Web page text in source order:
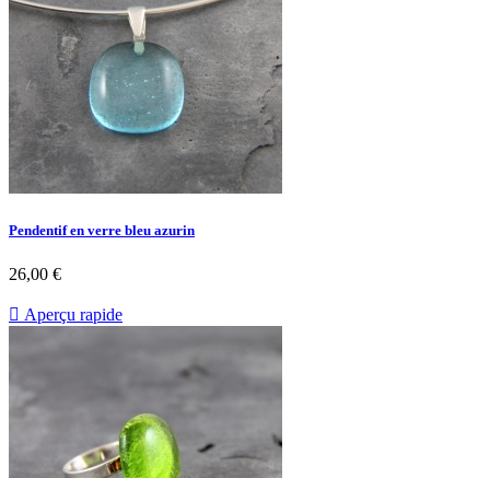
Pendentif en verre bleu azurin
26,00 €
 Aperçu rapide